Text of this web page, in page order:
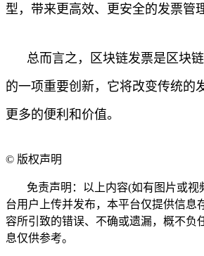
型，带来更高效、更安全的发票管
总而言之，区块链发票是区块
的一项重要创新，它将改变传统的
更多的便利和价值。
© 版权声明
免责声明：以上内容(如有图片或视
台用户上传并发布，本平台仅提供信息
容所引致的错误、不确或遗漏，概不负
息仅供参考。